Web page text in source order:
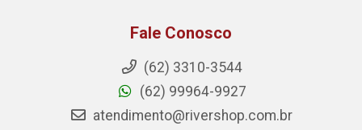
Fale Conosco
(62) 3310-3544
(62) 99964-9927
atendimento@rivershop.com.br